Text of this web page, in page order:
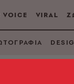
VOICE VIRAL